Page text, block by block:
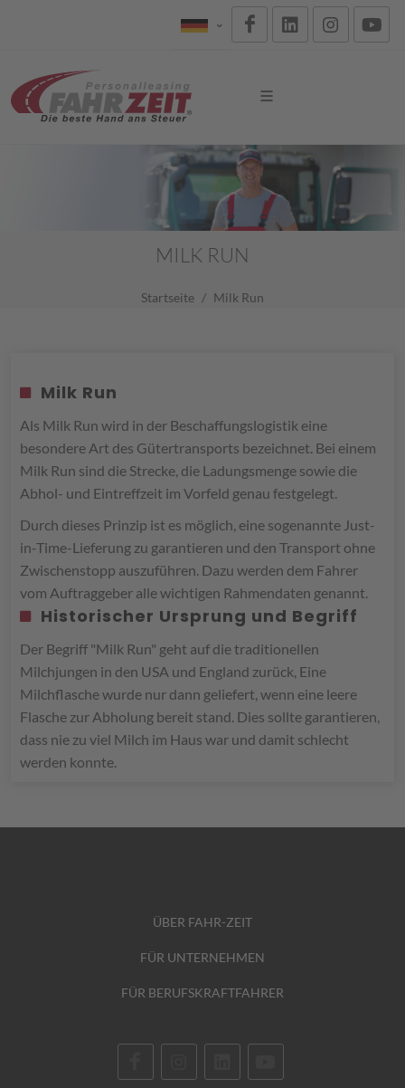
MILK RUN
Startseite Milk Run
Milk Run
Als Milk Run wird in der Beschaffungslogistik eine
besondere Art des Gütertransports bezeichnet. Bei einem
Milk Run sind die Strecke, die Ladungsmenge sowie die
Abhol- und Eintreffzeit im Vorfeld genau festgelegt.
Durch dieses Prinzip ist es möglich, eine sogenannte Just-
in-Time-Lieferung zu garantieren und den Transport ohne
Zwischenstopp auszuführen. Dazu werden dem Fahrer
vom Auftraggeber alle wichtigen Rahmendaten genannt.
Historischer Ursprung und Begriff
Der Begriff "Milk Run" geht auf die traditionellen
Milchjungen in den USA und England zurück, Eine
Milchflasche wurde nur dann geliefert, wenn eine leere
Flasche zur Abholung bereit stand. Dies sollte garantieren,
dass nie zu viel Milch im Haus war und damit schlecht
werden konnte.
ÜBER FAHR-ZEIT
FÜR UNTERNEHMEN
FÜR BERUFSKRAFTFAHRER